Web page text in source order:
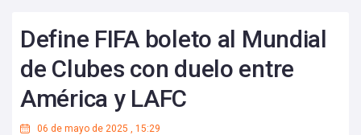
Define FIFA boleto al Mundial
de Clubes con duelo entre
América y LAFC
06 de mayo de 2025 , 15:29